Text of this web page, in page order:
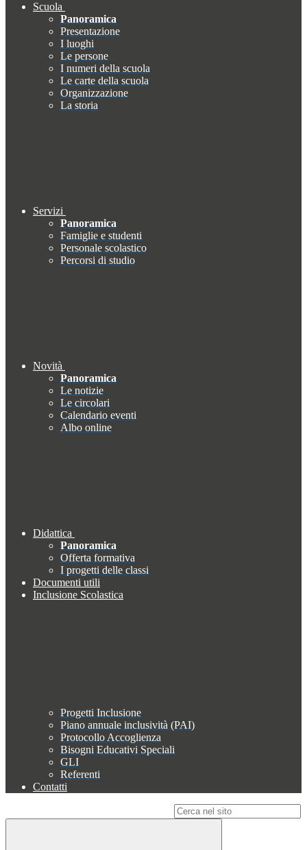
Scuola
Panoramica
Presentazione
I luoghi
Le persone
I numeri della scuola
Le carte della scuola
Organizzazione
La storia
Servizi
Panoramica
Famiglie e studenti
Personale scolastico
Percorsi di studio
Novità
Panoramica
Le notizie
Le circolari
Calendario eventi
Albo online
Didattica
Panoramica
Offerta formativa
I progetti delle classi
Documenti utili
Inclusione Scolastica
Progetti Inclusione
Piano annuale inclusività (PAI)
Protocollo Accoglienza
Bisogni Educativi Speciali
GLI
Referenti
Contatti